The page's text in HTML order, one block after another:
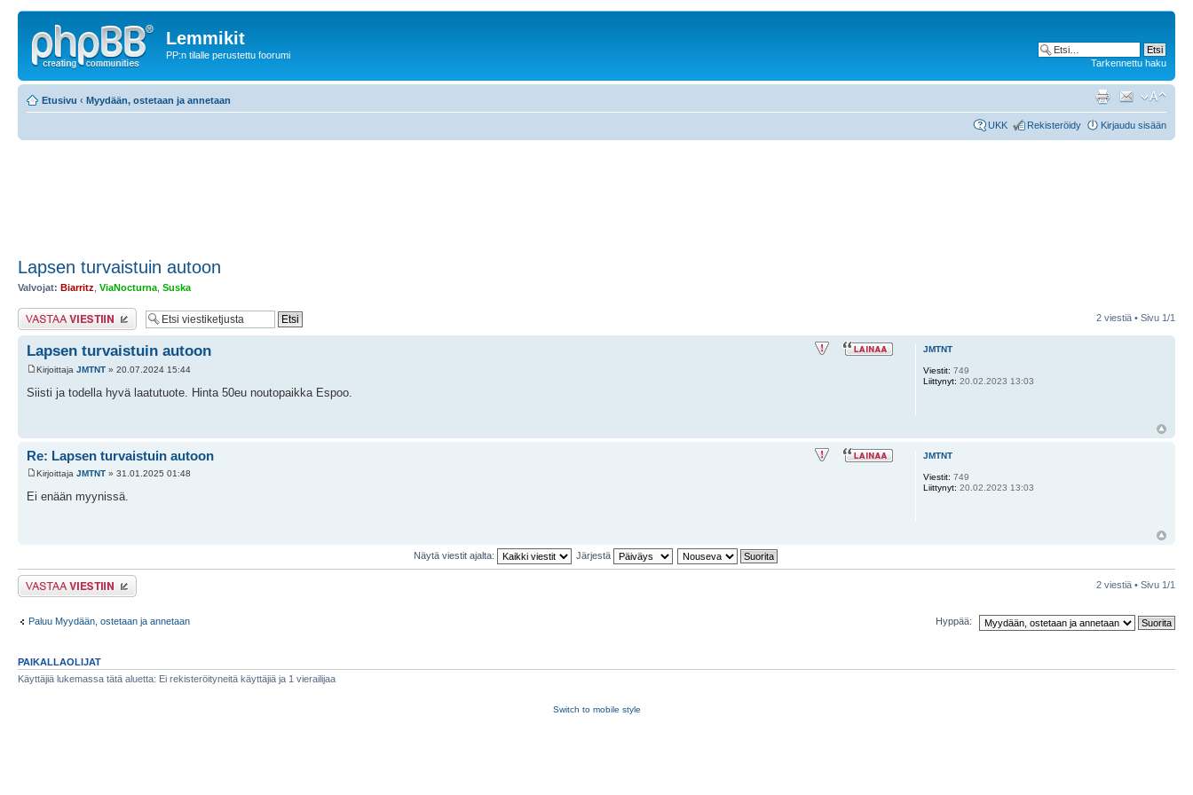
Lemmikit
PP:n tilalle perustettu foorumi
Tarkennettu haku
Etusivu ‹ Myydään, ostetaan ja annetaan
UKK Rekisteröidy Kirjaudu sisään
Lapsen turvaistuin autoon
Valvojat: Biarritz ViaNocturna Suska
Lähetä vastaus 2 viestiä • Sivu 1/1
Lapsen turvaistuin autoon
Kirjoittaja JMTNT » 20.07.2024 15:44
Siisti ja todella hyvä laatutuote. Hinta 50eu noutopaikka Espoo.
JMTNT
Viestit: 749
Liittynyt: 20.02.2023 13:03
Re: Lapsen turvaistuin autoon
Kirjoittaja JMTNT » 31.01.2025 01:48
Ei enään myynissä.
JMTNT
Viestit: 749
Liittynyt: 20.02.2023 13:03
Näytä viestit ajalta: Järjestä
Lähetä vastaus 2 viestiä • Sivu 1/1
Paluu Myydään, ostetaan ja annetaan Hyppää:
PAIKALLAOLIJAT
Käyttäjiä lukemassa tätä aluetta: Ei rekisteröityneitä käyttäjiä ja 1 vierailijaa
Switch to mobile style